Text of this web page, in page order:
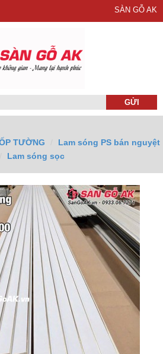
SÀN GỖ AK
TƯỜNG
Lam sóng PS bán nguyệt
Lam sóng sọc